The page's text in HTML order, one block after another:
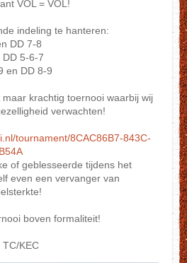
VOL = VOL!
indeling te hanteren:
DD 7-8
5-6-7
en DD 8-9
krachtig toernooi waarbij wij
verwachten!
tournament/8CAC86B7-843C-
of geblesseerde tijdens het
even een vervanger van
boven formaliteit!
KEC